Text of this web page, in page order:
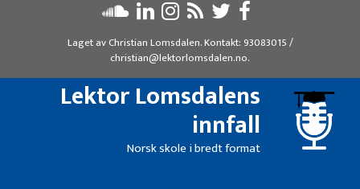
Laget avChristian Lomsdalen. Kontakt: 93083015/
christian@lektorlomsdalen.no.
Lektor Lomsdalens
innfall
Norsk skole i bredt format